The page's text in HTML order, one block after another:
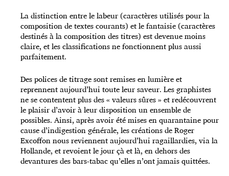
La distinction entre le labeur (caractères utilisés pour la
composition de textes courants) et le fantaisie (caractères
destinés à la composition des titres) est devenue moins
claire, et les classifications ne fonctionnent plus aussi
parfaitement.
Des polices de titrage sont remises en lumière et
reprennent aujourd’hui toute leur saveur. Les graphistes
ne se contentent plus des « valeurs sûres » et redécouvrent
le plaisir d’avoir à leur disposition un ensemble de
possibles. Ainsi, après avoir été mises en quarantaine pour
cause d’indigestion générale, les créations de Roger
Excoffon nous reviennent aujourd’hui ragaillardies, via la
Hollande, et revoient le jour çà et là, en dehors des
devantures des bars-tabac qu’elles n’ont jamais quittées.